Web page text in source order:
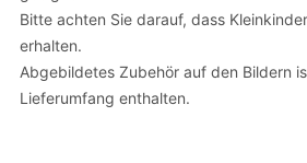
Bitte achten Sie darauf, dass
erhalten.
Abgebildetes Zubehör auf den Bildern
Lieferumfang enthalten.